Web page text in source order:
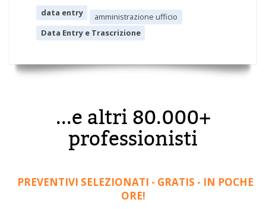
data entry
amministrazione ufficio
Data Entry e Trascrizione
...e altri 80.000+
professionisti
PREVENTIVI SELEZIONATI - GRATIS - IN POCHE
ORE!